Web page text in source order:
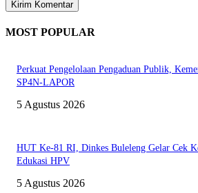
MOST POPULAR
Perkuat Pengelolaan Pengaduan Publik,
SP4N-LAPOR
5 Agustus 2026
HUT Ke-81 RI, Dinkes Buleleng Gelar Cek
Edukasi HPV
5 Agustus 2026